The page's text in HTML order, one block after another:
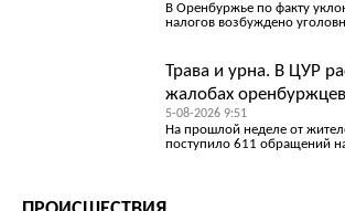
В Оренбуржье по факту
налогов возбуждено
Трава и урна. В ЦУР
жалобах оренбуржцев
5-08-2026 9:51
На прошлой неделе от
поступило 611 обращений